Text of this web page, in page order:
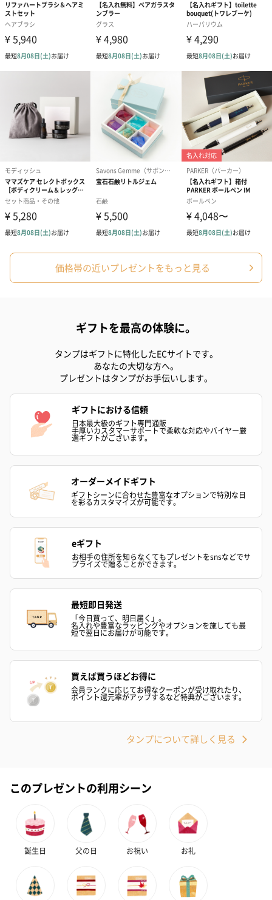
価格帯の近いプレゼントをもっと見る
ギフトを最高の体験に。
タンプはギフトに特化したECサイトです。
あなたの大切な方へ。
プレゼントはタンプがお手伝いします。
ギフトにおける信頼
日本最大級のギフト専門通販
手厚いカスタマーサポートで柔軟な対応やバイヤー厳
選ギフトがございます。
オーダーメイドギフト
ギフトシーンに合わせた豊富なオプションで特別な日
を彩るカスタマイズが可能です。
eギフト
お相手の住所を知らなくてもプレゼントをsnsなどでサ
プライズで贈ることができます。
最短即日発送
「今日買って、明日届く」。
名入れや豊富なラッピングやオプションを施しても最
短で翌日にお届けが可能です。
買えば買うほどお得に
会員ランクに応じてお得なクーポンが受け取れたり、
ポイント還元率がアップするなど特典がございます。
タンプについて詳しく見る
このプレゼントの利用シーン
誕生日 父の日 お祝い お礼